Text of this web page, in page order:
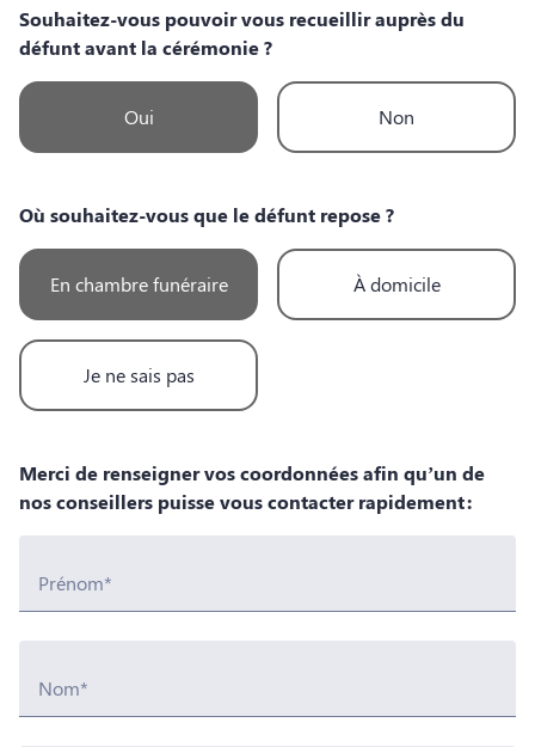
Souhaitez-vous pouvoir vous recueillir auprès du
défunt avant la cérémonie ?
Oui Non
Où souhaitez-vous que le défunt repose ?
En chambre funéraire À domicile
Je ne sais pas
Merci de renseigner vos coordonnées afin qu’un de
nos conseillers puisse vous contacter rapidement :
Prénom*
Nom*